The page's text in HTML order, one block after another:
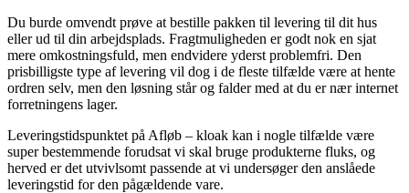
Du burde omvendt prøve at bestille pakken til levering til dit hus
eller ud til din arbejdsplads. Fragtmuligheden er godt nok en sjat
mere omkostningsfuld, men endvidere yderst problemfri. Den
prisbilligste type af levering vil dog i de fleste tilfælde være at hente
ordren selv, men den løsning står og falder med at du er nær internet
forretningens lager.
Leveringstidspunktet på Afløb – kloak kan i nogle tilfælde være
super bestemmende forudsat vi skal bruge produkterne fluks, og
herved er det utvivlsomt passende at vi undersøger den anslåede
leveringstid for den pågældende vare.